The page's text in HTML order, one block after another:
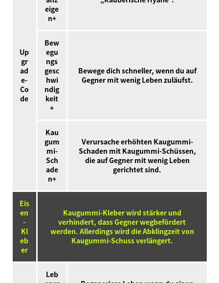
Up
gr
ad
e-
Co
de
eige
n+
Bew
egu
ngs
gesc
hwi
ndig
keit
+
Bewege dich schneller, wenn du auf
Gegner mit wenig Leben zuläufst.
Kau
gum
mi-
Sch
ade
n+
Verursache erhöhten Kaugummi-
Schaden mit Kaugummi-Schüssen,
die auf Gegner mit wenig Leben
gerichtet sind.
Eis
en
-
Kl
eb
er
Kaugummi-Kleber wird stärker und
verhindert, dass Gegner wegbefördert
werden. Allerdings wird die Abklingzeit von
Kaugummi-Schuss verlängert.
Leb